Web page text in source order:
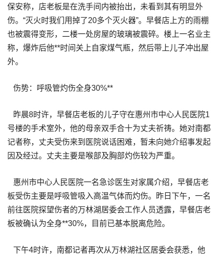
保安称，店老板是在洗手间内被抬出，未看到其有明显外
伤。“灭火时我们用掉了20多个灭火器”。早餐店上方的雨棚
也被震得变形，二楼一处房屋的玻璃被震碎。楼上一名业主
称，爆炸后他**时间关上自家煤气瓶，然后带上儿子冲出屋
外。
伤势：呼吸管灼伤全身30%**
昨晨8时许，早餐店老板的儿子守在惠州市中心人民医院1
号楼的手术室外，他的母亲双手合十为丈夫祈祷。她对南都
记者称，丈夫受伤来到医院说话困难，暂未向她介绍事发起
因及经过。丈夫主要是喉部及胸部灼伤较为严重。
惠州市中心人民医院一名急诊医生对家属介绍，早餐店老
板受伤主要是呼吸管吸入高温气体而灼伤。昨日下午，一名
前往医院探望伤者的万林湖居委会工作人员透露，早餐店老
板被确认为全身**30%，目前已基本脱离危险。
下午4时许，南都记者再次从万林湖社区居委会获悉，他